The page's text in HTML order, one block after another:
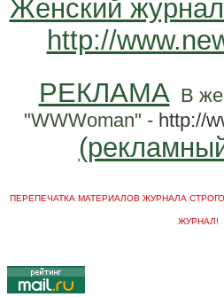
Женский
http://
РЕКЛАМА В
"WWWoman" - http://
ПЕРЕПЕЧАТКА МАТЕРИАЛОВ ЖУРНАЛА
ЖУРНАЛ!